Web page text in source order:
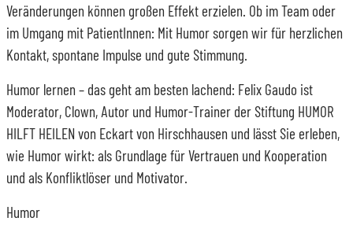
Veränderungen können großen Effekt erzielen. Ob im Team oder
im Umgang mit PatientInnen: Mit Humor sorgen wir für herzlichen
Kontakt, spontane Impulse und gute Stimmung.
Humor lernen – das geht am besten lachend: Felix Gaudo ist
Moderator, Clown, Autor und Humor-Trainer der Stiftung HUMOR
HILFT HEILEN von Eckart von Hirschhausen und lässt Sie erleben,
wie Humor wirkt: als Grundlage für Vertrauen und Kooperation
und als Konfliktlöser und Motivator.
Humor